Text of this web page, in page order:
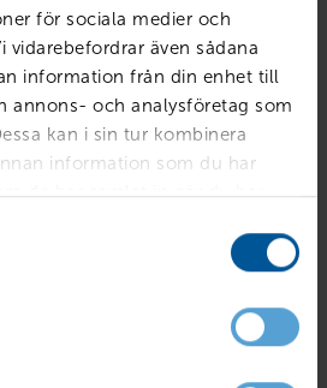
för sociala medier och
vidarebefordrar även sådana
information från din enhet till
annons- och analysföretag som
kan i sin tur kombinera
information som du har
de har samlat in när du har